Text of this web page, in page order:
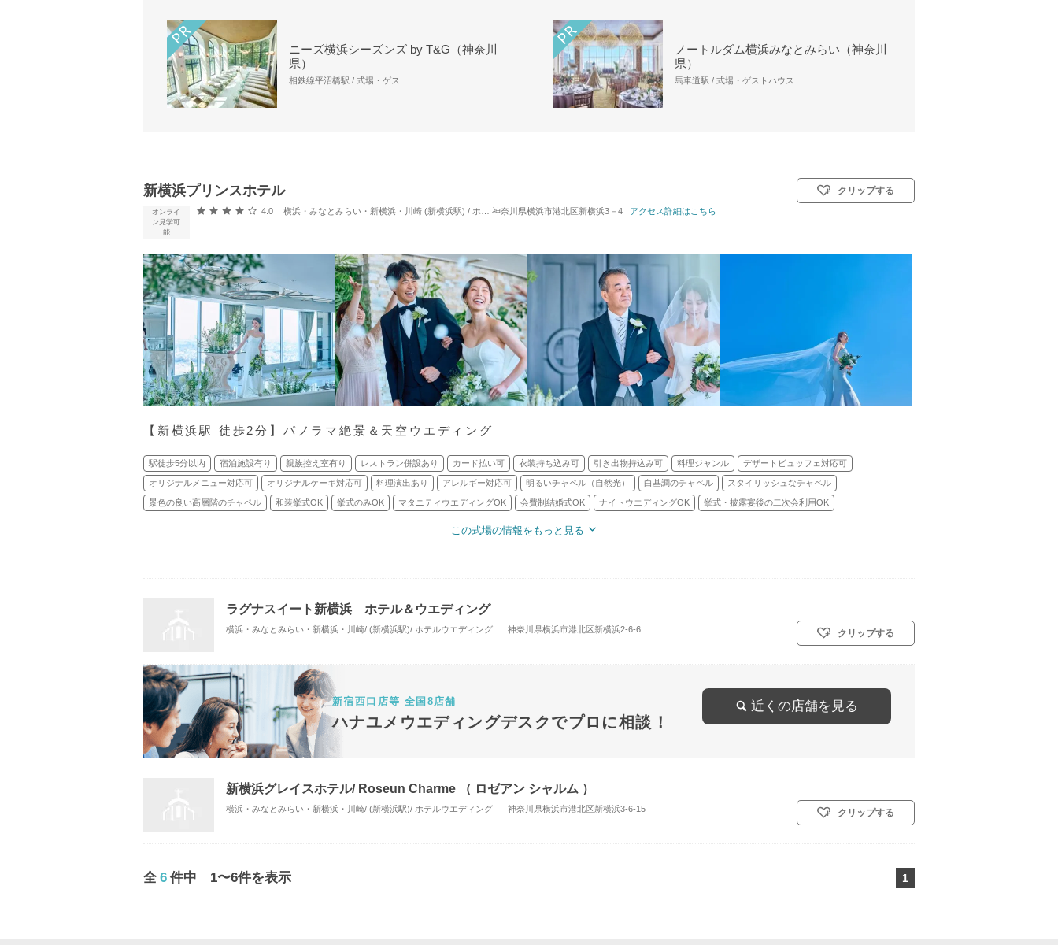
ニーズ横浜シーズンズ by T&G（神奈川
県）
相鉄線平沼橋駅 / 式場・ゲス...
ノートルダム横浜みなとみらい（神奈川
県）
馬車道駅 / 式場・ゲストハウス
新横浜プリンスホテル
オンライ
ン見学可
能
口コミ評価
4.0 横浜・みなとみらい・新横浜・川崎 (新横浜駅) / ホテルウエディング 対応人数: 着席：2名 ～ 300名 挙式スタイル: 教会式(キリスト教式)／神前式／人前式
神奈川県横浜市港北区新横浜3－4 アクセス詳細はこちら
クリップする
【新横浜駅 徒歩2分】パノラマ絶景＆天空ウエディング
駅徒歩5分以内 宿泊施設有り 親族控え室有り レストラン併設あり カード払い可 衣装持ち込み可 引き出物持込み可 料理ジャンル デザートビュッフェ対応可
オリジナルメニュー対応可 オリジナルケーキ対応可 料理演出あり アレルギー対応可 明るいチャペル（自然光） 白基調のチャペル スタイリッシュなチャペル
景色の良い高層階のチャペル 和装挙式OK 挙式のみOK マタニティウエディングOK 会費制結婚式OK ナイトウエディングOK 挙式・披露宴後の二次会利用OK
この式場の情報をもっと見る
ラグナスイート新横浜 ホテル＆ウエディング
横浜・みなとみらい・新横浜・川崎/ (新横浜駅)/ ホテルウエディング 神奈川県横浜市港北区新横浜2-6-6 クリップする
新宿西口店等 全国8店舗
ハナユメウエディングデスクでプロに相談！
近くの店舗を見る
新横浜グレイスホテル/ Roseun Charme （ ロゼアン シャルム ）
横浜・みなとみらい・新横浜・川崎/ (新横浜駅)/ ホテルウエディング 神奈川県横浜市港北区新横浜3-6-15 クリップする
全 6 件中 1〜6件を表示
1